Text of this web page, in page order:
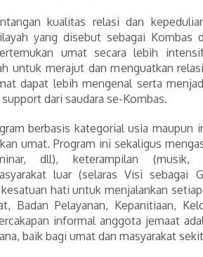
kualitas relasi dan
yang disebut sebagai Kombas
umat secara lebih
untuk merajut dan menguatkan
dapat lebih mengenal serta
dari saudara se-Kombas.
berbasis kategorial usia maupun
umat. Program ini sekaligus
dll), keterampilan
luar (selaras Visi sebagai
hati untuk menjalankan
Badan Pelayanan, Kepanitiaan,
informal anggota jemaat
baik bagi umat dan masyarakat